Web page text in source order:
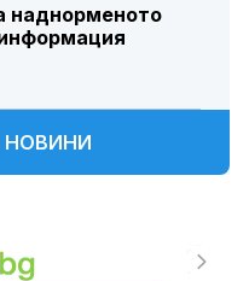
наднорменото
НОВИНИ